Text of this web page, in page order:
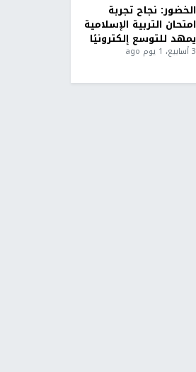
الخضور: نجاح تجربة
امتحان التربية الإسلامية
يمهد للتوسع إلكترونيًا
3 أسابيع، 1 يوم ago